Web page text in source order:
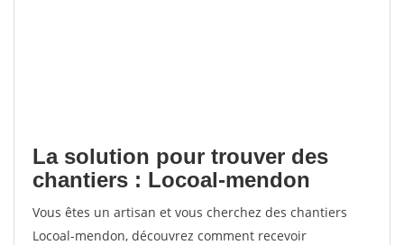
La solution pour trouver des
chantiers : Locoal-mendon
Vous êtes un artisan et vous cherchez des chantiers
Locoal-mendon, découvrez comment recevoir